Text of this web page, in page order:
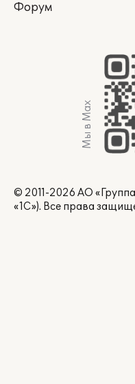
Форум
Мы в Max
© 2011-2026 АО
«1С»). Все права